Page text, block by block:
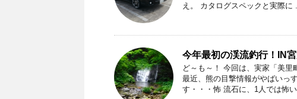
え。 カタログスペックと実際に
今年最初の渓流釣行！IN
ど～も～！ 今回は、実家「美里
最近、熊の目撃情報がやばいっ
す・・・怖 流石に、1人では怖